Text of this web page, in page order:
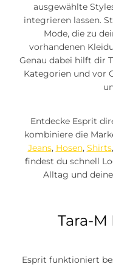
ausgewählte
integrieren lassen.
Mode, die zu
vorhandenen
Genau dabei hilft dir
Kategorien und vor
Entdecke Esprit
kombiniere die
Jeans, Hosen, Shirts,
findest du schnell
Alltag und
Tara-
Esprit funktioniert